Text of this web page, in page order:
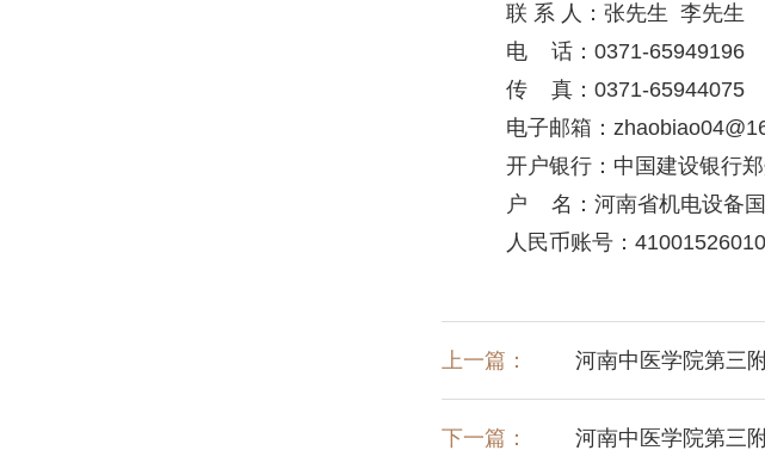
联 系 人：张先生 李先生
电 话：0371-
传 真：0371-65944075
电子邮箱：
开户银行：中国建设银行
户 名：河南省机电设备国
人民币账号：
上一篇： 河南中医学院第三
下一篇： 河南中医学院第三